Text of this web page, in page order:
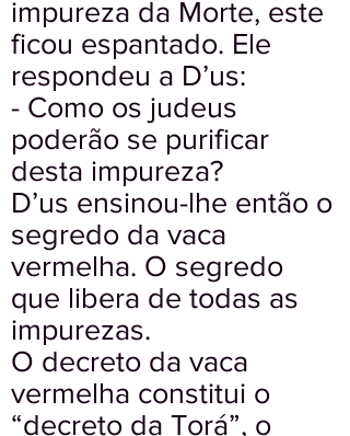
impureza da Morte, este
ficou espantado. Ele
respondeu a D’us:
- Como os judeus
poderão se purificar
desta impureza?
D’us ensinou-lhe então o
segredo da vaca
vermelha. O segredo
que libera de todas as
impurezas.
O decreto da vaca
vermelha constitui o
“decreto da Torá”, o